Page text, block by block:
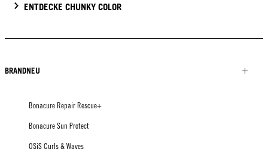
ENTDECKE CHUNKY COLOR
BRANDNEU
Bonacure Repair Rescue+
Bonacure Sun Protect
OSiS Curls & Waves